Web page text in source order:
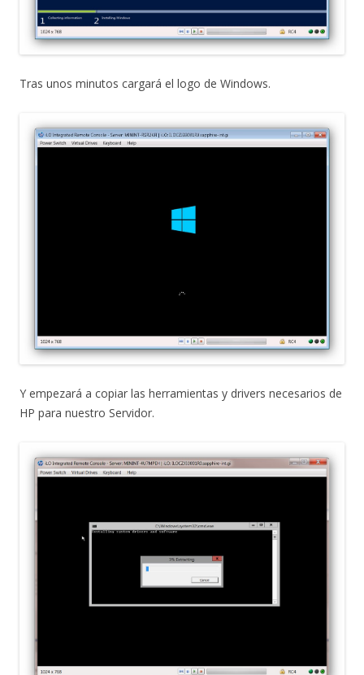
Tras unos minutos cargará el logo de Windows.
Y empezará a copiar las herramientas y drivers necesarios de
HP para nuestro Servidor.